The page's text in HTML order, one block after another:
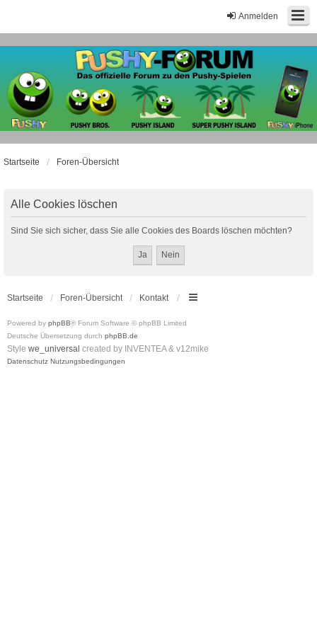
Anmelden
Startseite Foren-Übersicht
Alle Cookies löschen
Sind Sie sich sicher, dass Sie alle Cookies des Boards löschen möchten?
Startseite Foren-Übersicht Kontakt
Powered by phpBB® Forum Software © phpBB Limited
Deutsche Übersetzung durch phpBB.de
Style we_universal created by INVENTEA & v12mike
Datenschutz Nutzungsbedingungen